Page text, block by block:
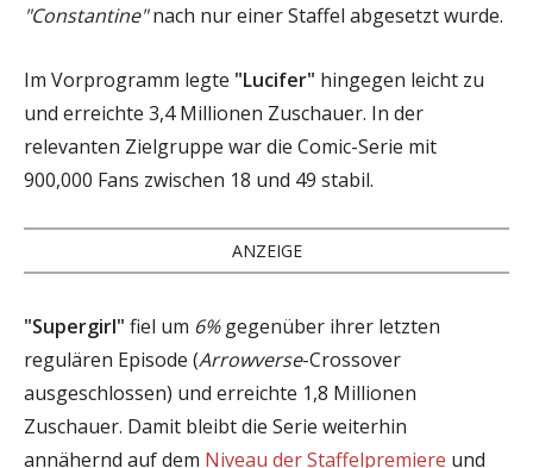
"Constantine"nach nur einer Staffel abgesetzt wurde.
Im Vorprogramm legte "Lucifer" hingegen leicht zu
und erreichte 3,4 Millionen Zuschauer. In der
relevanten Zielgruppe war die Comic-Serie mit
900,000 Fans zwischen 18 und 49 stabil.
ANZEIGE
"Supergirl" fiel um 6%gegenüber ihrer letzten
regulären Episode (Arrowverse-Crossover
ausgeschlossen) und erreichte 1,8 Millionen
Zuschauer. Damit bleibt die Serie weiterhin
annähernd auf dem Niveau der Staffelpremiere und